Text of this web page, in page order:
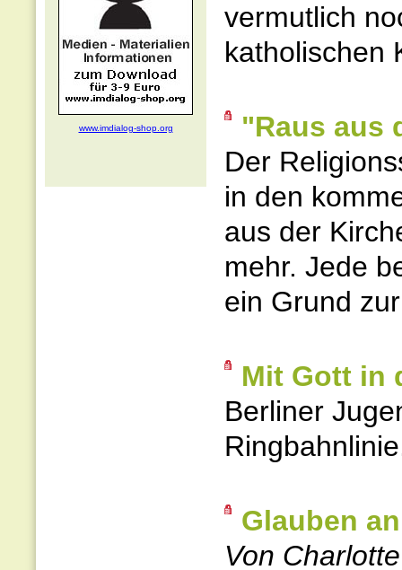
www.imdialog-shop.org
vermutlich
katholischen
"Raus aus
Der
in den
aus der
mehr. Jede
ein Grund
Mit Gott in
Berliner
Glauben
Von